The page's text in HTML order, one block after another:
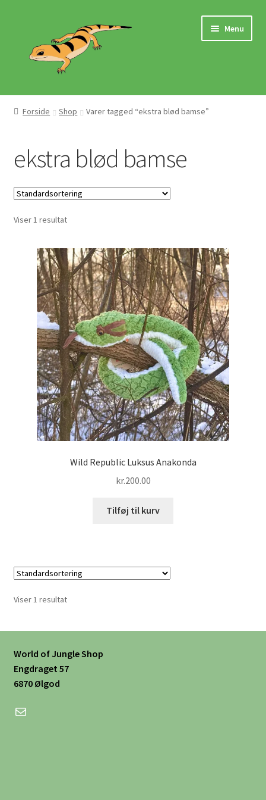
navigation
indhold
Menu
Hjem
Mærker
Pasningsvejledninger
Forside Shop Varer tagged “ekstra blød bamse”
ekstra blød bamse
Viser 1 resultat
Wild Republic Luksus Anakonda
kr.200.00
Tilføj til kurv
Viser 1 resultat
World of Jungle Shop
Engdraget 57
6870 Ølgod
Mail